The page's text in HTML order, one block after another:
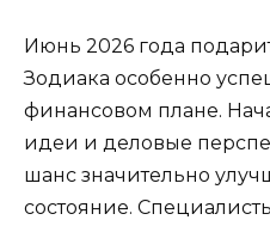
Июнь 2026 года
Зодиака особенно
финансовом плане.
идеи и деловые
шанс значительно
состояние.